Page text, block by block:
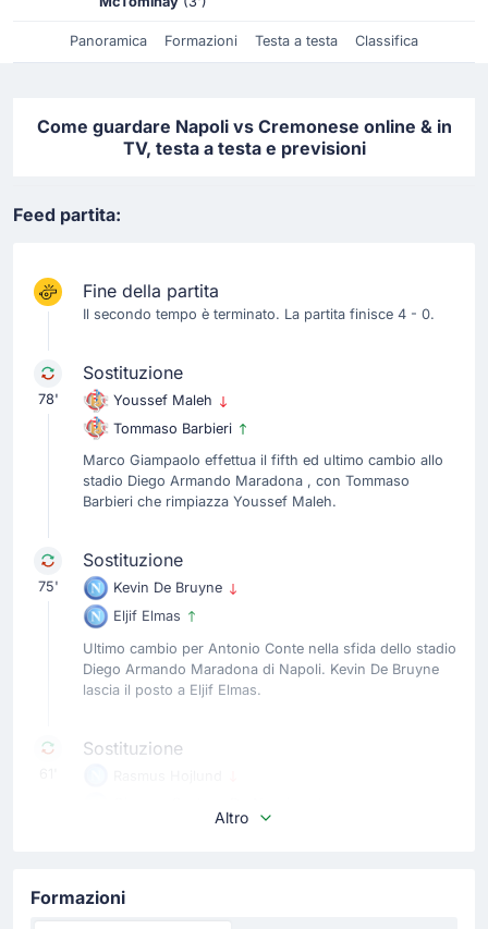
Panoramica Formazioni Testa a testa Classifica
Come guardare Napoli vs Cremonese online & in
TV, testa a testa e previsioni
Feed partita:
Fine della partita
Il secondo tempo è terminato. La partita finisce 4 - 0.
78'
Sostituzione
Youssef Maleh
Tommaso Barbieri
Marco Giampaolo effettua il fifth ed ultimo cambio allo
stadio Diego Armando Maradona , con Tommaso
Barbieri che rimpiazza Youssef Maleh.
75'
Sostituzione
Kevin De Bruyne
Eljif Elmas
Ultimo cambio per Antonio Conte nella sfida dello stadio
Diego Armando Maradona di Napoli. Kevin De Bruyne
lascia il posto a Eljif Elmas.
Sostituzione
Altro
Formazioni